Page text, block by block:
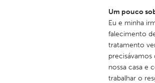
Um pouco
Eu e minha
falecimento
tratamento
precisávamos
nossa casa e
trabalhar o